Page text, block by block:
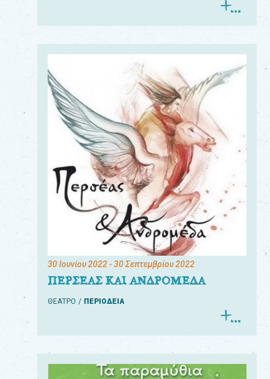
30 Ιουνίου 2022- 30 Σεπτεμβρίου 2022
ΠΕΡΣΕΑΣ ΚΑΙ ΑΝΔΡΟΜΕΔΑ
ΘΕΑΤΡΟ ΠΕΡΙΟΔΕΙΑ